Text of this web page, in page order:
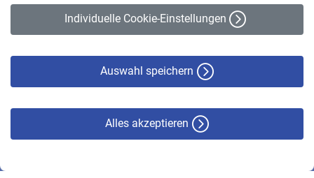
Individuelle Cookie-Einstellungen
Auswahl speichern
Alles akzeptieren
Erklärung zur Barrierefreiheit
© VBL 2026